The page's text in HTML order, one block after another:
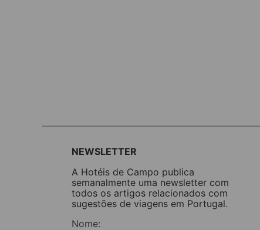
NEWSLETTER
A Hotéis de Campo publica
semanalmente uma newsletter com
todos os artigos relacionados com
sugestões de viagens em Portugal.
Nome: